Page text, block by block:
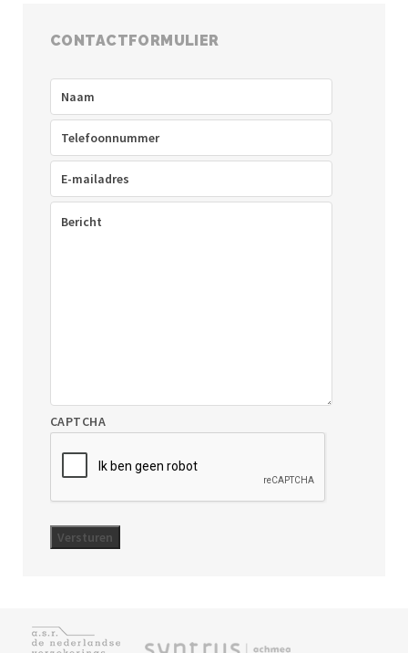
CONTACTFORMULIER
Telefoon
mailadres(Vereist)
CAPTCHA